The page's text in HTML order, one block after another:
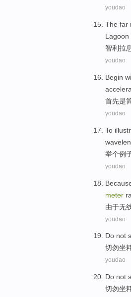
youdao
The far
Lagoon
智利 拉
youdao
Begin
首先是
youdao
To
举个例
youdao
meter
由于无
youdao
Do not
切勿坐
youdao
Do not
切勿坐